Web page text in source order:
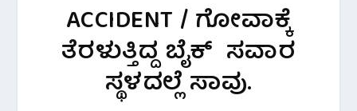
ACCIDENT / ಗೋವಾಕ್ಕೆ
ತೆರಳುತ್ತಿದ್ದ ಬೈಕ್ ಸವಾರ
ಸ್ಥಳದಲ್ಲೆ ಸಾವು.